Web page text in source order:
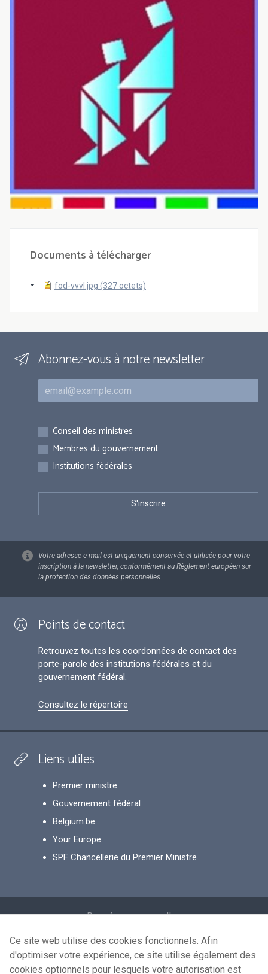
Documents à télécharger
fod-vvvl.jpg (327 octets)
Abonnez-vous à notre newsletter
Courriel
Inscriptions
Conseil des ministres
Membres du gouvernement
Institutions fédérales
Votre adresse e-mail est uniquement conservée et utilisée pour votre
inscription à la newsletter, conformément au Règlement européen sur
la protection des données personnelles.
Points de contact
Retrouvez toutes les coordonnées de contact des
porte-parole des institutions fédérales et du
gouvernement fédéral.
Consultez le répertoire
Liens utiles
Premier ministre
Gouvernement fédéral
Belgium.be
Your Europe
SPF Chancellerie du Premier Ministre
Données personnelles
Conditions de réutilisation
Contactez-nous
Ce site web utilise des cookies fonctionnels. Afin
d'optimiser votre expérience, ce site utilise également des
cookies optionnels pour lesquels votre autorisation est